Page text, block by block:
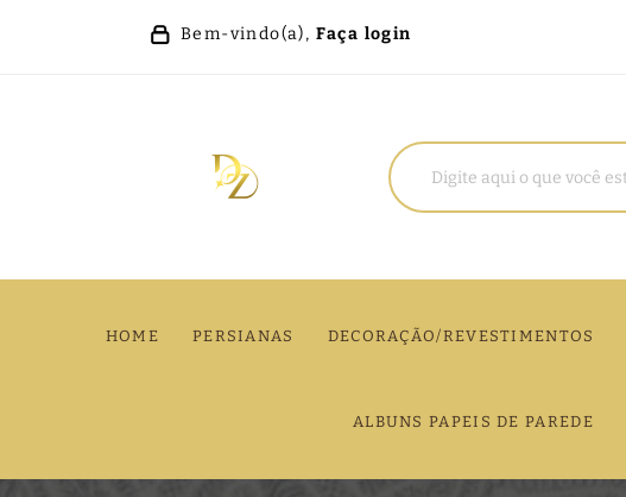
Bem-vindo(a), Faça login
HOME PERSIANAS DECORAÇÃO/REVESTIMENTOS
ALBUNS PAPEIS DE PAREDE